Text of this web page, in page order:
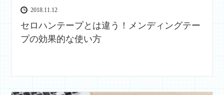
2018.11.12
セロハンテープとは違う！メンディングテー
プの効果的な使い方